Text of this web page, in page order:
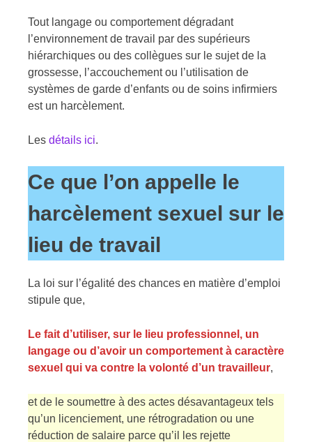
Tout langage ou comportement dégradant
l’environnement de travail par des supérieurs
hiérarchiques ou des collègues sur le sujet de la
grossesse, l’accouchement ou l’utilisation de
systèmes de garde d’enfants ou de soins infirmiers
est un harcèlement.
Les détails ici.
Ce que l’on appelle le
harcèlement sexuel sur le
lieu de travail
La loi sur l’égalité des chances en matière d’emploi
stipule que,
Le fait d’utiliser, sur le lieu professionnel, un
langage ou d’avoir un comportement à caractère
sexuel qui va contre la volonté d’un travailleur,
et de le soumettre à des actes désavantageux tels
qu’un licenciement, une rétrogradation ou une
réduction de salaire parce qu’il les rejette